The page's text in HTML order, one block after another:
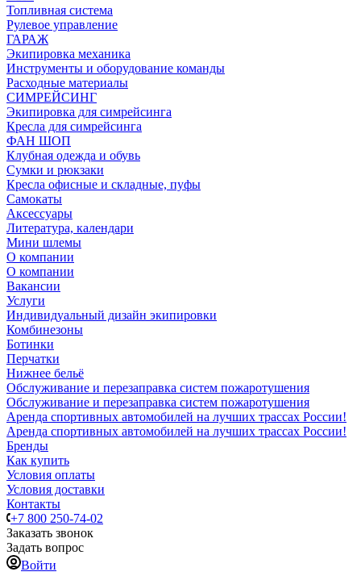
Топливная система
Рулевое управление
ГАРАЖ
Экипировка механика
Инструменты и оборудование команды
Расходные материалы
СИМРЕЙСИНГ
Экипировка для симрейсинга
Кресла для симрейсинга
ФАН ШОП
Клубная одежда и обувь
Сумки и рюкзаки
Кресла офисные и складные, пуфы
Самокаты
Аксессуары
Литература, календари
Мини шлемы
О компании
О компании
Вакансии
Услуги
Индивидуальный дизайн экипировки
Комбинезоны
Ботинки
Перчатки
Нижнее бельё
Обслуживание и перезаправка систем пожаротушения
Обслуживание и перезаправка систем пожаротушения
Аренда спортивных автомобилей на лучших трассах России!
Аренда спортивных автомобилей на лучших трассах России!
Бренды
Как купить
Условия оплаты
Условия доставки
Контакты
+7 800 250-74-02
Заказать звонок
Задать вопрос
Войти